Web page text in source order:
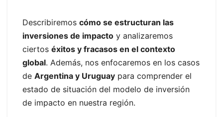
Describiremos cómo se estructuran las
inversiones de impacto y analizaremos
ciertos éxitos y fracasos en el contexto
global. Además, nos enfocaremos en los casos
de Argentina y Uruguay para comprender el
estado de situación del modelo de inversión
de impacto en nuestra región.